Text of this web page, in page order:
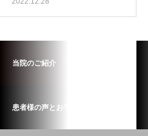
当院のご紹介
患者様の声とお手紙